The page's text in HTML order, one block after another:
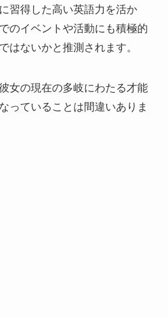
習得した高い英語力を活か
のイベントや活動にも積極的
はないかと推測されます。
女の現在の多岐にわたる才能
っていることは間違いありま